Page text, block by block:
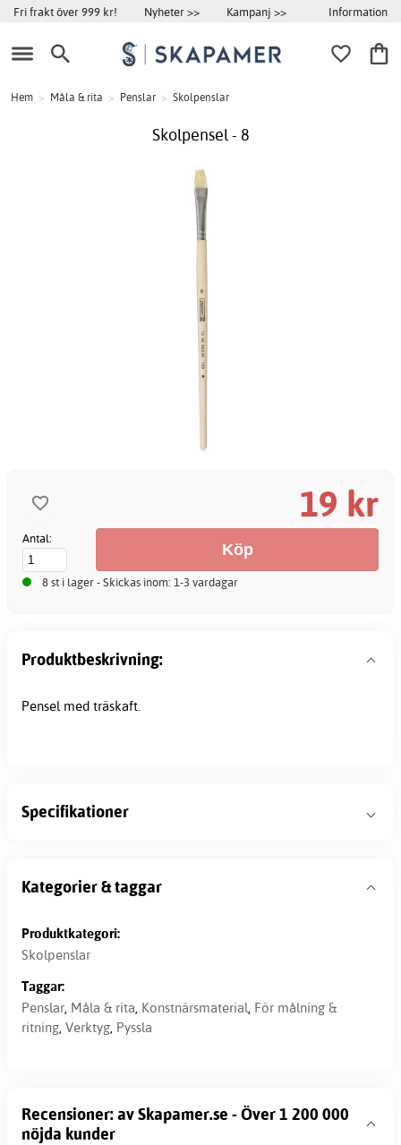
Fri frakt över 999 kr! Nyheter >> Kampanj >> Information
Hem > Måla & rita > Penslar > Skolpenslar
Skolpensel - 8
19 kr
Antal:
8 st i lager - Skickas inom: 1-3 vardagar
Produktbeskrivning:
Pensel med träskaft.
Specifikationer
Kategorier & taggar
Produktkategori:
Skolpenslar
Taggar:
Penslar, Måla & rita, Konstnärsmaterial, För målning &
ritning, Verktyg, Pyssla
Recensioner: av Skapamer.se - Över 1 200 000
nöjda kunder